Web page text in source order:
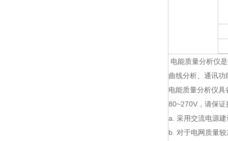
电能质量分析仪
曲线分析、通讯
电能质量分析仪
80~270V，请保
a. 采用交流电源
b. 对于电网质量